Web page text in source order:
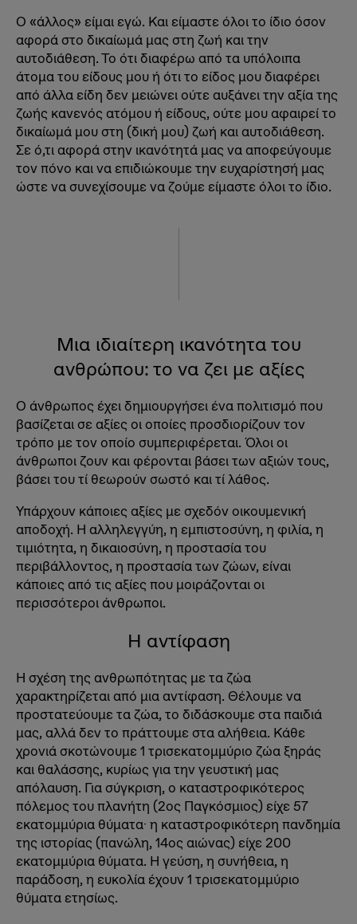
O «άλλος» είμαι εγώ. Και είμαστε όλοι το ίδιο όσον
αφορά στο δικαίωμά μας στη ζωή και την
αυτοδιάθεση. Το ότι διαφέρω από τα υπόλοιπα
άτομα του είδους μου ή ότι το είδος μου διαφέρει
από άλλα είδη δεν μειώνει ούτε αυξάνει την αξία της
ζωής κανενός ατόμου ή είδους, ούτε μου αφαιρεί το
δικαίωμά μου στη (δική μου) ζωή και αυτοδιάθεση.
Σε ό,τι αφορά στην ικανότητά μας να αποφεύγουμε
τον πόνο και να επιδιώκουμε την ευχαρίστησή μας
ώστε να συνεχίσουμε να ζούμε είμαστε όλοι το ίδιο.
Μια ιδιαίτερη ικανότητα του
ανθρώπου: το να ζει με αξίες
Ο άνθρωπος έχει δημιουργήσει ένα πολιτισμό που
βασίζεται σε αξίες οι οποίες προσδιορίζουν τον
τρόπο με τον οποίο συμπεριφέρεται. Όλοι οι
άνθρωποι ζουν και φέρονται βάσει των αξιών τους,
βάσει του τί θεωρούν σωστό και τί λάθος.
Υπάρχουν κάποιες αξίες με σχεδόν οικουμενική
αποδοχή. Η αλληλεγγύη, η εμπιστοσύνη, η φιλία, η
τιμιότητα, η δικαιοσύνη, η προστασία του
περιβάλλοντος, η προστασία των ζώων, είναι
κάποιες από τις αξίες που μοιράζονται οι
περισσότεροι άνθρωποι.
Η αντίφαση
Η σχέση της ανθρωπότητας με τα ζώα
χαρακτηρίζεται από μια αντίφαση. Θέλουμε να
προστατεύουμε τα ζώα, το διδάσκουμε στα παιδιά
μας, αλλά δεν το πράττουμε στα αλήθεια. Κάθε
χρονιά σκοτώνουμε 1 τρισεκατομμύριο ζώα ξηράς
και θαλάσσης, κυρίως για την γευστική μας
απόλαυση. Για σύγκριση, ο καταστροφικότερος
πόλεμος του πλανήτη (2ος Παγκόσμιος) είχε 57
εκατομμύρια θύματα· η καταστροφικότερη πανδημία
της ιστορίας (πανώλη, 14ος αιώνας) είχε 200
εκατομμύρια θύματα. Η γεύση, η συνήθεια, η
παράδοση, η ευκολία έχουν 1 τρισεκατομμύριο
θύματα ετησίως.